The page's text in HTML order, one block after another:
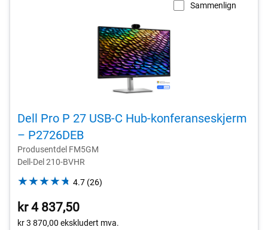
Sammenlign
Dell Pro P 27 USB-C Hub-konferanseskjerm
– P2726DEB
Produsentdel FM5GM
Dell-Del 210-BVHR
4.7 (26)
5
kr 4 837,50
kr 3 870,00 ekskludert mva.